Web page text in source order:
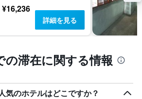
¥16,236
詳細を見る
滞在に関する情報
気のホテルはどこですか？